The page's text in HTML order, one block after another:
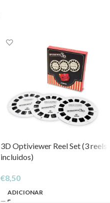
3D Optiviewer Reel Set (3 reels
incluidos)
€8,50
ADICIONAR